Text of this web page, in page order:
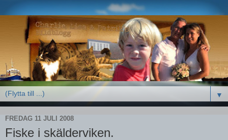
▼
FREDAG 11 JULI 2008
Fiske i skälderviken.